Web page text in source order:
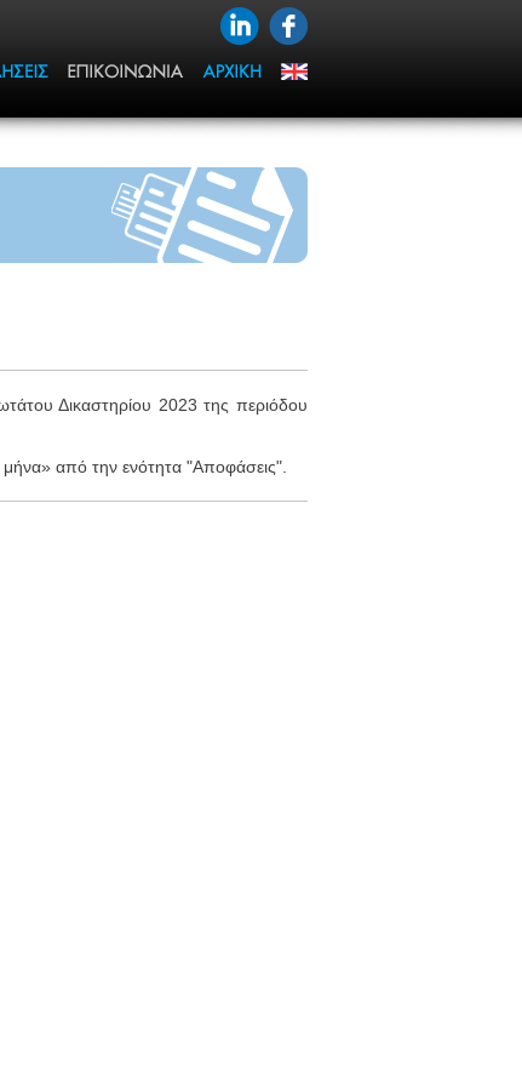
Δικαστηρίου 2023 της περιόδου
μήνα» από την ενότητα "Αποφάσεις".